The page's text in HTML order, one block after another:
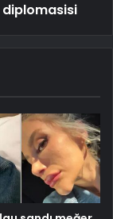
diplomasisi